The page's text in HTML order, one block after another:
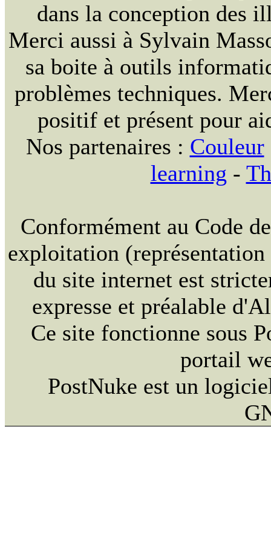
dans la conception des
Merci aussi à Sylvain
sa boite à outils
problèmes techniques.
positif et présent pour
Nos partenaires : Couleur
learning -
Conformément au Code
exploitation
du site internet est
expresse et préalable
Ce site fonctionne sous
portail
PostNuke est un